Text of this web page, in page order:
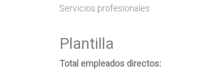
Servicios profesionales
Plantilla
Total empleados directos: